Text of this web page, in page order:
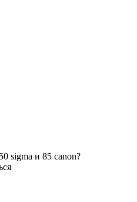
sigma и 85 canon?